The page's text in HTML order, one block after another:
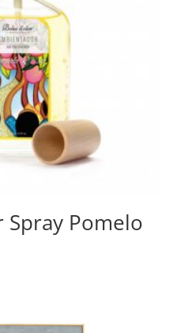
Pomelo